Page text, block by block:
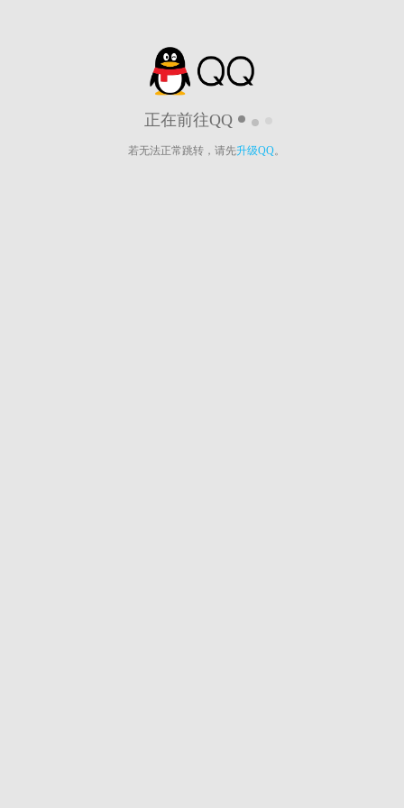
正在前往QQ
若无法正常跳转，请先升级QQ。